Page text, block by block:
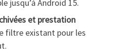
jusqu’à Android 15.
et prestation
filtre existant pour les